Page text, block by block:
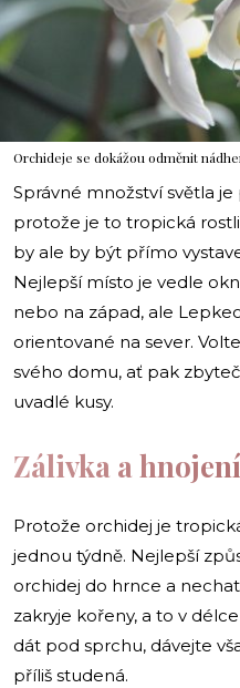
Orchideje se dokážou odměnit
Správné množství světla
protože je to tropická
by ale by být přímo
Nejlepší místo je vedle
nebo na západ, ale
orientované na sever.
svého domu, ať pak
uvadlé kusy.
Zálivka a hnojení
Protože orchidej je
jednou týdně. Nejlepší
orchidej do hrnce a
zakryje kořeny, a to v
dát pod sprchu, dávejte
příliš studená.